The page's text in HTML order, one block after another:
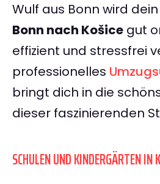
Wulf aus Bonn wird dein
Bonn nach Košice gut
effizient und stressfrei
professionelles
bringt dich in die
dieser faszinierenden
SCHULEN UND KINDERGÄRTEN IN